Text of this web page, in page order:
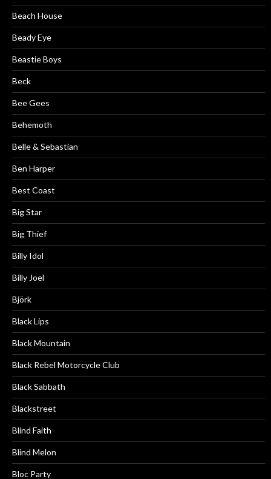
Beach House
Beady Eye
Beastie Boys
Beck
Bee Gees
Behemoth
Belle & Sebastian
Ben Harper
Best Coast
Big Star
Big Thief
Billy Idol
Billy Joel
Björk
Black Lips
Black Mountain
Black Rebel Motorcycle Club
Black Sabbath
Blackstreet
Blind Faith
Blind Melon
Bloc Party